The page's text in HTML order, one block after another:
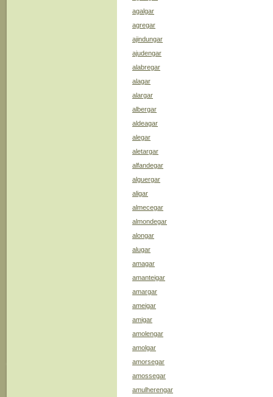
agalgar
agregar
ajindungar
ajudengar
alabregar
alagar
alargar
albergar
aldeagar
alegar
aletargar
alfandegar
alguergar
aligar
almecegar
almondegar
alongar
alugar
amagar
amanteigar
amargar
ameigar
amigar
amolengar
amolgar
amorsegar
amossegar
amulherengar